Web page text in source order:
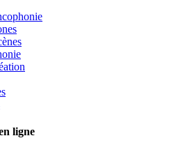
ligne